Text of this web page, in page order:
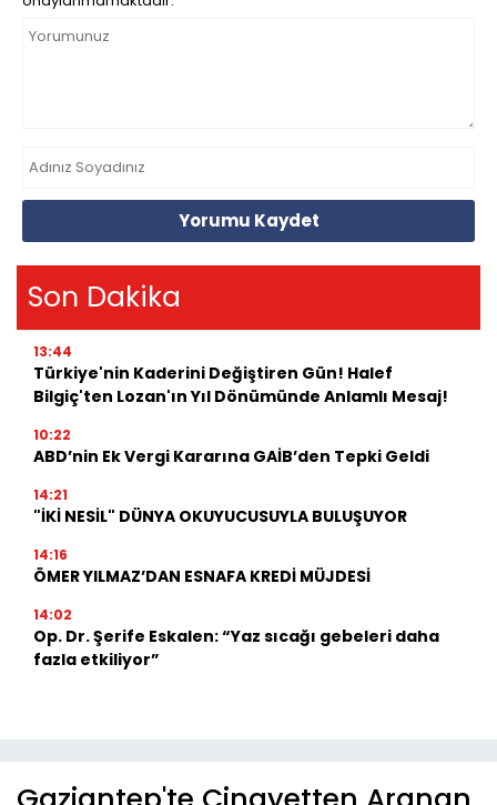
Yorumu Kaydet
Son Dakika
13:44
Türkiye'nin Kaderini Değiştiren Gün! Halef
Bilgiç'ten Lozan'ın Yıl Dönümünde Anlamlı Mesaj!
10:22
ABD’nin Ek Vergi Kararına GAİB’den Tepki Geldi
14:21
"İKİ NESİL" DÜNYA OKUYUCUSUYLA BULUŞUYOR
14:16
ÖMER YILMAZ’DAN ESNAFA KREDİ MÜJDESİ
14:02
Op. Dr. Şerife Eskalen: “Yaz sıcağı gebeleri daha
fazla etkiliyor”